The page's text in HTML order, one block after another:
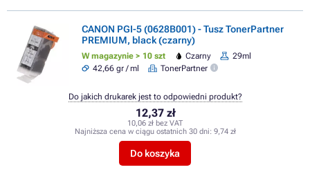
CANON PGI-5 (0628B001) - Tusz TonerPartner
PREMIUM, black (czarny)
W magazynie > 10 szt Czarny
29ml
42,66 gr / ml
TonerPartner
12,37 zł
10,06 zł bez VAT
Najniższa cena w ciągu ostatnich 30 dni: 9,74 zł
Do koszyka
Do jakich drukarek jest to odpowiedni produkt?